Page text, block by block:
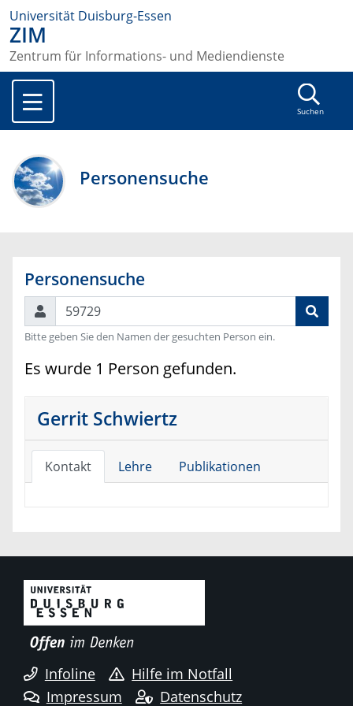
Universität Duisburg-Essen
ZIM
Zentrum für Informations- und Mediendienste
Suchen
Personensuche
Personensuche
Suchen
Bitte geben Sie den Namen der gesuchten Person ein.
Es wurde 1 Person gefunden.
Gerrit Schwiertz
Kontakt Lehre Publikationen
Infoline
Hilfe im Notfall
Impressum
Datenschutz